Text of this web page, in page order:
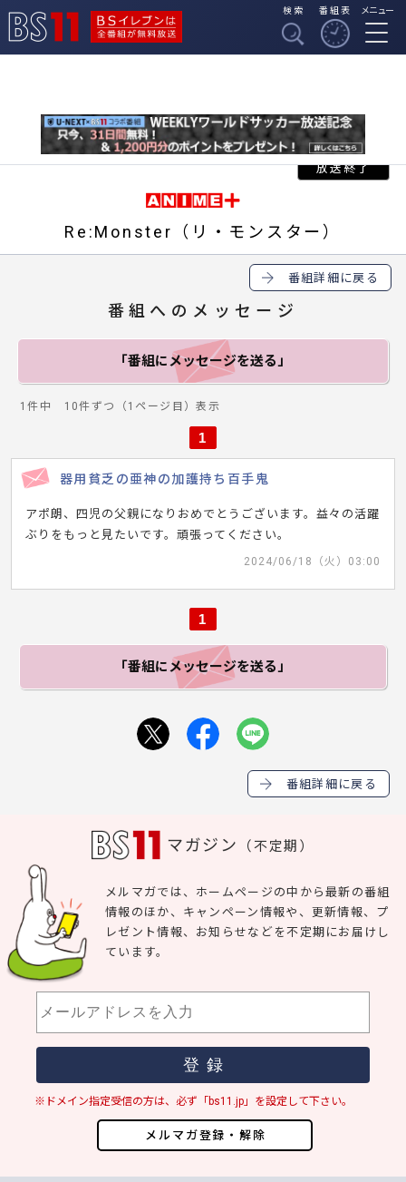
BSイレブンは全番組
検索 番組表 メニュー
Re:Monster（リ・モンスター）
番組詳細に戻る
番組へのメッセージ
「番組にメッセージを送る」
1件中 10件ずつ（1ページ目）表示
1
器用貧乏の亜神の加護持ち百手鬼
アポ朗、四児の父親になりおめでとうございます。益々の活躍
ぶりをもっと見たいです。頑張ってください。
2024/06/18（火）03:00
1
「番組にメッセージを送る」
番組詳細に戻る
マガジン （不定期）
メルマガ登録・解除
メルマガでは、ホームページの中から最新の番組
情報のほか、キャンペーン情報や、更新情報、プ
レゼント情報、お知らせなどを不定期にお届けし
ています。
※ドメイン指定受信の方は、必ず「bs11.jp」を設定して下さい。